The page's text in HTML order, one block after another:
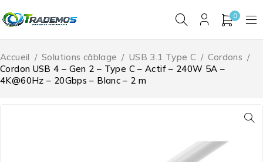
0
Accueil / Solutions câblage / USB 3.1 Type C / Cordons /
Cordon USB 4 – Gen 2 – Type C – Actif – 240W 5A –
4K@60Hz – 20Gbps – Blanc – 2 m